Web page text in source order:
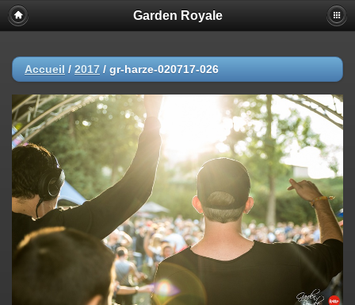
Garden Royale
Accueil / 2017 / gr-harze-020717-026